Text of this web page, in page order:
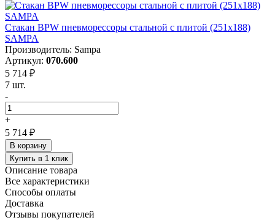
Стакан BPW пневморессоры стальной с плитой (251х188)
SAMPA
Производитель: Sampa
Артикул: 070.600
5 714 ₽
7 шт.
-
+
5 714 ₽
В корзину
Купить в 1 клик
Описание товара
Все характеристики
Способы оплаты
Доставка
Отзывы покупателей